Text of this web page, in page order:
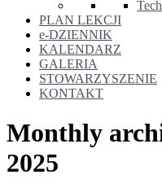
PLAN LEKCJI
e-DZIENNIK
KALENDARZ
GALERIA
STOWARZYSZENIE
KONTAKT
Monthly
2025